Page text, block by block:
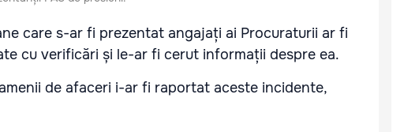
care s-ar fi prezentat angajați ai Procuraturii ar fi
cu verificări și le-ar fi cerut informații despre ea.
de afaceri i-ar fi raportat aceste incidente,